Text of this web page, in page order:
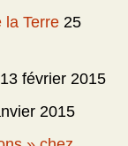
la Terre 25
13 février 2015
2015